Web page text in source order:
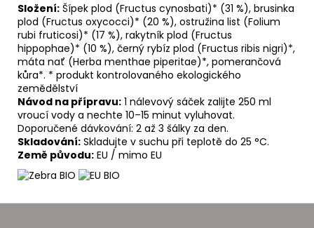
Složení: Šípek plod (Fructus cynosbati)* (31 %), brusinka
plod (Fructus oxycocci)* (20 %), ostružina list (Folium
rubi fruticosi)* (17 %), rakytník plod (Fructus
hippophae)* (10 %), černý rybíz plod (Fructus ribis nigri)*,
máta nať (Herba menthae piperitae)*, pomerančová
kůra*. * produkt kontrolovaného ekologického
zemědělství
Návod na přípravu: 1 nálevový sáček zalijte 250 ml
vroucí vody a nechte 10–15 minut vyluhovat.
Doporučené dávkování: 2 až 3 šálky za den.
Skladování: Skladujte v suchu při teplotě do 25 °C.
Země původu: EU / mimo EU